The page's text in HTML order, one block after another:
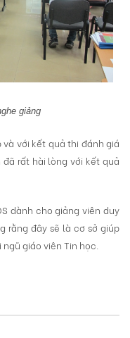
giảng
với kết quả thi đánh giá
rất hài lòng với kết quả
dành cho giảng viên duy
rằng đây sẽ là cơ sở giúp
giáo viên Tin học.